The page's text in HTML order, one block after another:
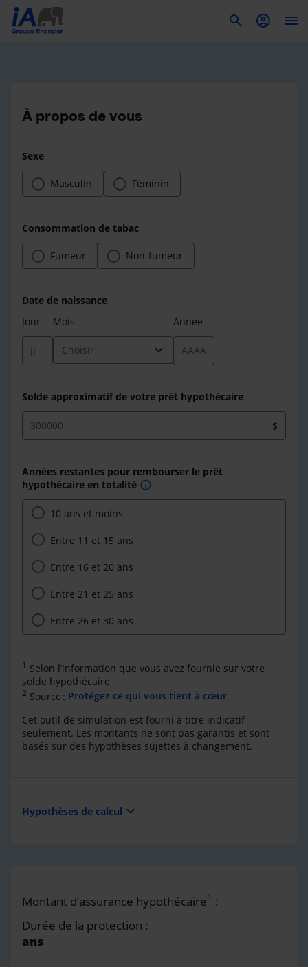
À propos de vous
Sexe
Masculin Féminin
Consommation de tabac
Fumeur Non-fumeur
Date de naissance
Jour
Mois
Choisir expand_more
Année
Solde approximatif de votre prêt hypothécaire
$
Années restantes pour rembourser le prêt
hypothécaire en totalité info
10 ans et moins
Entre 11 et 15 ans
Entre 16 et 20 ans
Entre 21 et 25 ans
Entre 26 et 30 ans
1 Selon l’information que vous avez fournie sur votre
solde hypothécaire
2 Source : Protégez ce qui vous tient à cœur
Cet outil de simulation est fourni à titre indicatif
seulement. Les montants ne sont pas garantis et sont
basés sur des hypothèses sujettes à changement.
Hypothèses de calcul expand_more
Montant d’assurance hypothécaire1 :
Durée de la protection :
ans